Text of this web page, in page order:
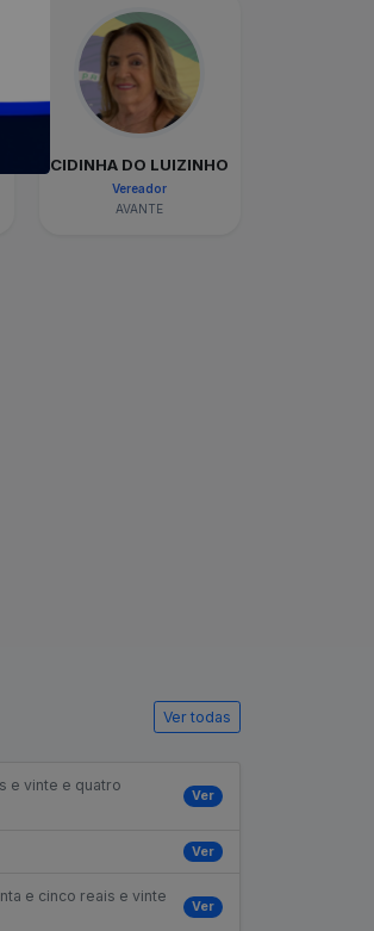
CIDINHA DO LUIZINHO
Vereador
AVANTE
Ver todas
e vinte e quatro
Ver
Ver
e cinco reais e vinte
Ver